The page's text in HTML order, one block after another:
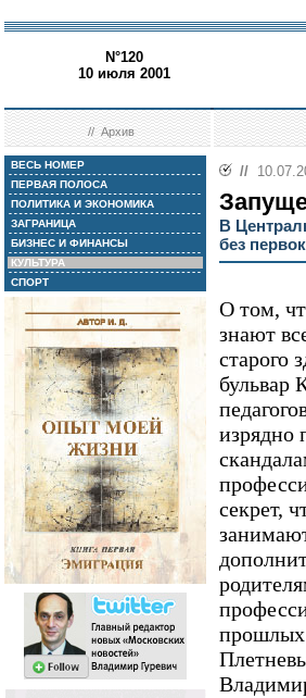
N°120
10 июля 2001
//Архив
ВЕСЬ НОМЕР
ПЕРВАЯ ПОЛОСА
ПОЛИТИКА И ЭКОНОМИКА
ЗАГРАНИЦА
БИЗНЕС И ФИНАНСЫ
КУЛЬТУРА
СПОРТ
//
В
без
О том,
знают
старого
бульвар
изрядно
секрет,